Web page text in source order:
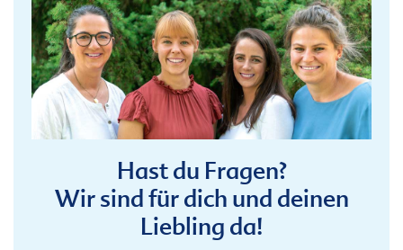
Hast du Fragen?
Wir sind für dich und deinen
Liebling da!